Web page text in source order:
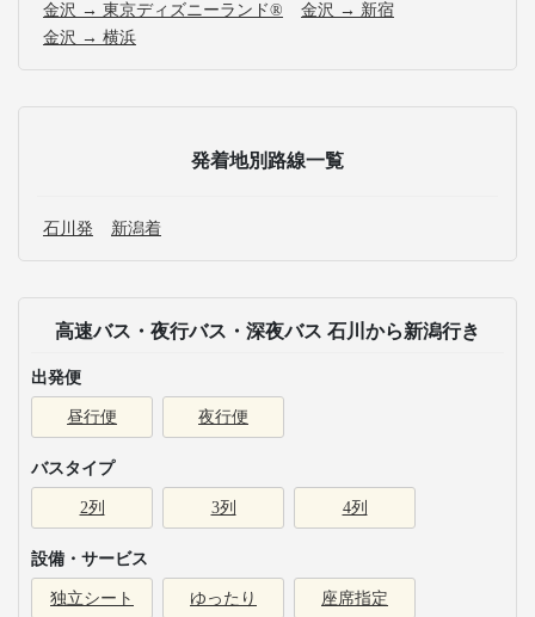
金沢 → 東京ディズニーランド®
金沢 → 新宿
金沢 → 横浜
発着地別路線一覧
石川発 新潟着
高速バス・夜行バス・深夜バス 石川から新潟行き
出発便
昼行便 夜行便
バスタイプ
2列 3列 4列
設備・サービス
独立シート ゆったり 座席指定